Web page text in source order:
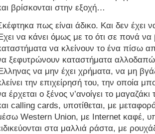
βρίσκονται στην εξοχή…
πως είναι άδικο. Και δεν έχει
να κάνει όμως με το ότι σε πονά να
να κλείνουν το ένα πίσω
ξεφυτρώνουν καταστήματα
να μην έχει χρήματα, να μη
την επιχείρησή του, την οποία
έρχεται ο ξένος ν’ανοίγει το
calling cards, υποτίθεται, με
Western Union, με Internet καφέ,
στα μαλλιά ράστα, με